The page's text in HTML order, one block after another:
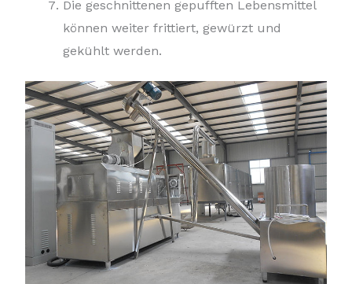
Die geschnittenen gepufften Lebensmittel
können weiter frittiert, gewürzt und
gekühlt werden.